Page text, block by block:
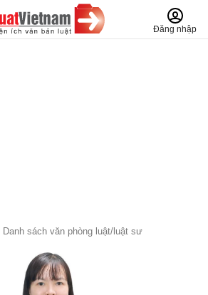
Đăng nhập
Danh sách văn phòng luật/luật sư